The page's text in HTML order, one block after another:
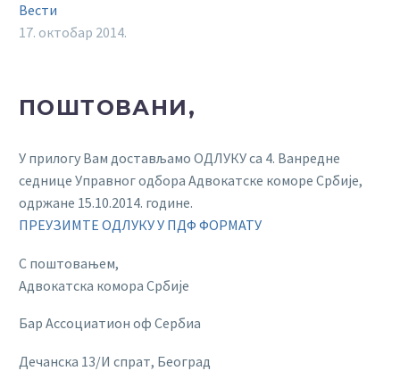
Вести
17. октобар 2014.
ПОШТОВАНИ,
У прилогу Вам достављамо ОДЛУКУ са 4. Ванредне
седнице Управног одбора Адвокатске коморе Србије,
одржане 15.10.2014. године.
ПРЕУЗИМТЕ ОДЛУКУ У ПДФ ФОРМАТУ
С поштовањем,
Адвокатска комора Србије
Бар Ассоциатион оф Сербиа
Дечанска 13/И спрат, Београд